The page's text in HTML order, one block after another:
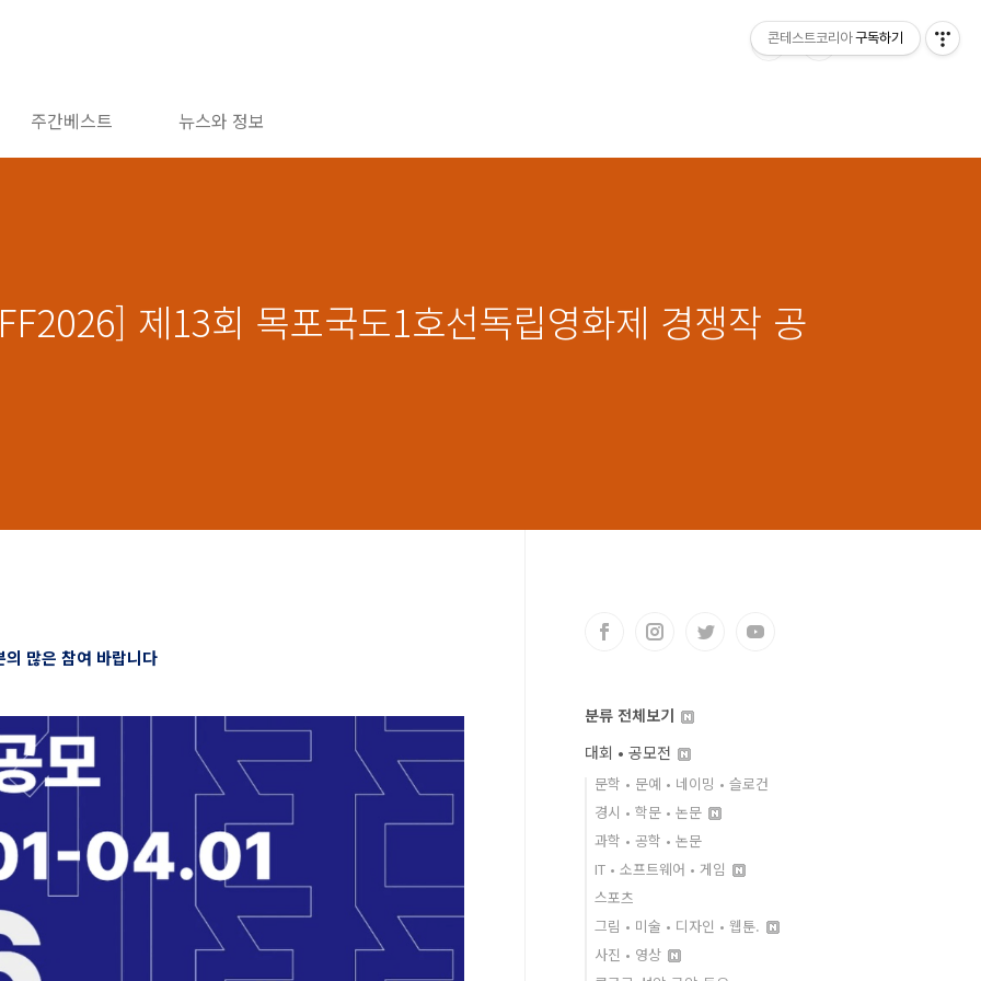
주간베스트 뉴스와 정보
제13회 목포국도1호선독립영화제 경쟁작 공
의 많은 참여 바랍니다
분류 전체보기
대회 • 공모전
문학 • 문예 • 네이밍 • 슬로건
경시 • 학문 • 논문
과학 • 공학 • 논문
IT • 소프트웨어 • 게임
스포츠
그림 • 미술 • 디자인 • 웹툰.
사진 • 영상
콘테스트코리아 구독하기